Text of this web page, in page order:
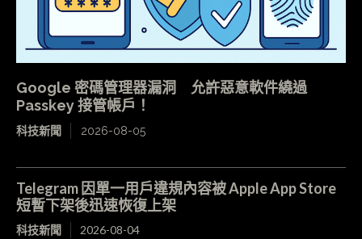
Google 密碼管理器漏洞 允許惡意軟件繞過
Passkey 接管帳戶！
科技新聞 2026-08-05
Telegram 因單一用戶違規內容被 Apple App Store
短暫下架後迅速恢復上架
科技新聞 2026-08-04